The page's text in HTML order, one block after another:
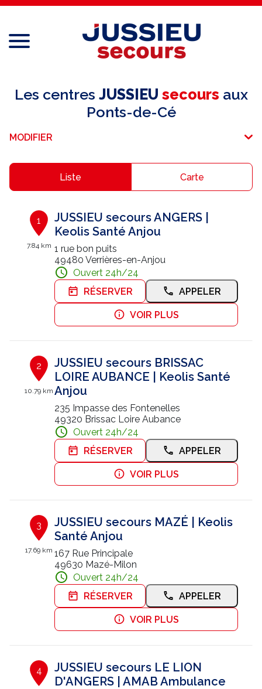
Menu
Réseau national
Services aux professionnels
E-paiement
Une question ?
Nous contacter
Trouver un centre JUSSIEU
Les centres JUSSIEU secours aux
Ponts-de-Cé
MODIFIER
Liste Carte
1
7.84 km
JUSSIEU secours ANGERS |
Keolis Santé Anjou
1 rue bon puits
49480 Verrières-en-Anjou
Ouvert 24h/24
RÉSERVER
APPELER
VOIR PLUS
2
10.79 km
JUSSIEU secours BRISSAC
LOIRE AUBANCE | Keolis Santé
Anjou
235 Impasse des Fontenelles
49320 Brissac Loire Aubance
Ouvert 24h/24
RÉSERVER
APPELER
VOIR PLUS
3
17.69 km
JUSSIEU secours MAZÉ | Keolis
Santé Anjou
167 Rue Principale
49630 Mazé-Milon
Ouvert 24h/24
RÉSERVER
APPELER
VOIR PLUS
4
JUSSIEU secours LE LION
D'ANGERS | AMAB Ambulance